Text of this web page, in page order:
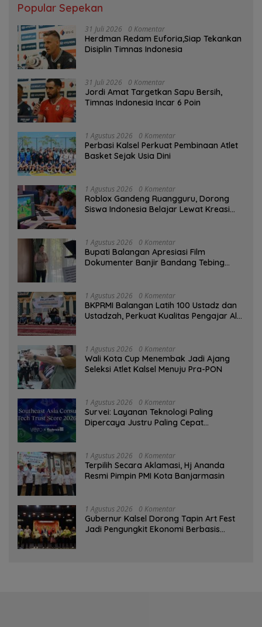
Popular Sepekan
31 Juli 2026 0 Komentar
Herdman Redam Euforia,Siap Tekankan
Disiplin Timnas Indonesia
31 Juli 2026 0 Komentar
Jordi Amat Targetkan Sapu Bersih,
Timnas Indonesia Incar 6 Poin
1 Agustus 2026 0 Komentar
Perbasi Kalsel Perkuat Pembinaan Atlet
Basket Sejak Usia Dini
1 Agustus 2026 0 Komentar
Roblox Gandeng Ruangguru, Dorong
Siswa Indonesia Belajar Lewat Kreasi
1 Agustus 2026 0 Komentar
Bupati Balangan Apresiasi Film
Dokumenter Banjir Bandang Tebing
1 Agustus 2026 0 Komentar
BKPRMI Balangan Latih 100 Ustadz dan
Ustadzah, Perkuat Kualitas Pengajar Al-
1 Agustus 2026 0 Komentar
Wali Kota Cup Menembak Jadi Ajang
Seleksi Atlet Kalsel Menuju Pra-PON
1 Agustus 2026 0 Komentar
Survei: Layanan Teknologi Paling
Dipercaya Justru Paling Cepat
1 Agustus 2026 0 Komentar
‎Terpilih Secara Aklamasi, Hj Ananda
Resmi Pimpin PMI Kota Banjarmasin
1 Agustus 2026 0 Komentar
Gubernur Kalsel Dorong Tapin Art Fest
Jadi Pengungkit Ekonomi Berbasis